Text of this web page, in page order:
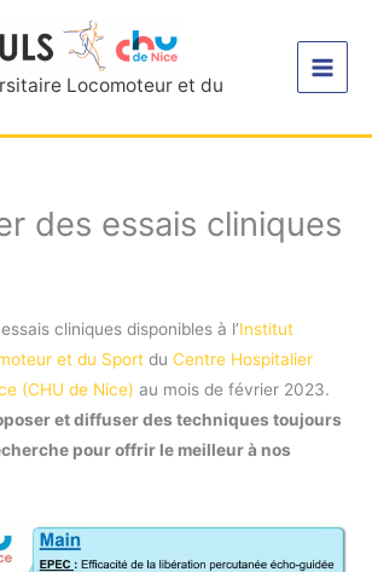
Locomoteur et du
des essais cliniques
cliniques disponibles à l’Institut
et du Sport du Centre Hospitalier
(CHU de Nice) au mois de février 2023.
et diffuser des techniques toujours
pour offrir le meilleur à nos